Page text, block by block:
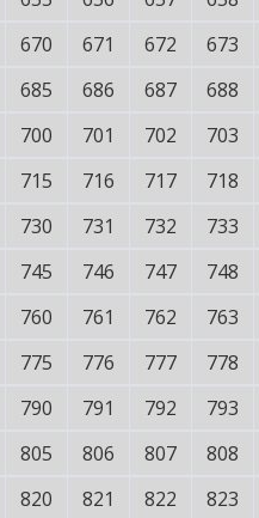
670 671 672 673
685 686 687 688
700 701 702 703
715 716 717 718
730 731 732 733
745 746 747 748
760 761 762 763
775 776 777 778
790 791 792 793
805 806 807 808
820 821 822 823